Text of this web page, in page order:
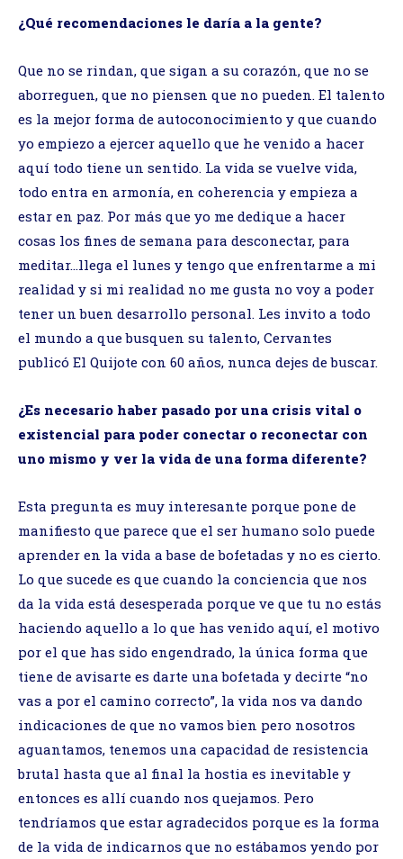
¿Qué recomendaciones le daría a la gente?
Que no se rindan, que sigan a su corazón, que no se
aborreguen, que no piensen que no pueden. El talento
es la mejor forma de autoconocimiento y que cuando
yo empiezo a ejercer aquello que he venido a hacer
aquí todo tiene un sentido. La vida se vuelve vida,
todo entra en armonía, en coherencia y empieza a
estar en paz. Por más que yo me dedique a hacer
cosas los fines de semana para desconectar, para
meditar…llega el lunes y tengo que enfrentarme a mi
realidad y si mi realidad no me gusta no voy a poder
tener un buen desarrollo personal. Les invito a todo
el mundo a que busquen su talento, Cervantes
publicó El Quijote con 60 años, nunca dejes de buscar.
¿Es necesario haber pasado por una crisis vital o
existencial para poder conectar o reconectar con
uno mismo y ver la vida de una forma diferente?
Esta pregunta es muy interesante porque pone de
manifiesto que parece que el ser humano solo puede
aprender en la vida a base de bofetadas y no es cierto.
Lo que sucede es que cuando la conciencia que nos
da la vida está desesperada porque ve que tu no estás
haciendo aquello a lo que has venido aquí, el motivo
por el que has sido engendrado, la única forma que
tiene de avisarte es darte una bofetada y decirte “no
vas a por el camino correcto”, la vida nos va dando
indicaciones de que no vamos bien pero nosotros
aguantamos, tenemos una capacidad de resistencia
brutal hasta que al final la hostia es inevitable y
entonces es allí cuando nos quejamos. Pero
tendríamos que estar agradecidos porque es la forma
de la vida de indicarnos que no estábamos yendo por